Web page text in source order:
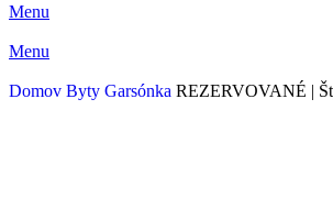
Menu
Menu
Domov Byty Garsónka REZERVOVANÉ |